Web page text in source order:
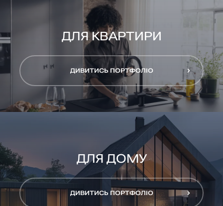
ДЛЯ КВАРТИРИ
ДИВИТИСЬ ПОРТФОЛІО
ДИВИТИСЬ ПОРТФОЛІО
ДЛЯ ДОМУ
ДИВИТИСЬ ПОРТФОЛІО